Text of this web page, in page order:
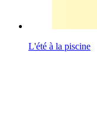
L'été à la piscine